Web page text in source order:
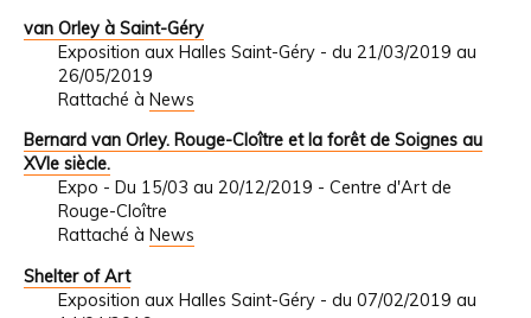
van Orley à Saint-Géry
Exposition aux Halles Saint-Géry - du 21/03/2019 au
26/05/2019
Rattaché à News
Bernard van Orley. Rouge-Cloître et la forêt de Soignes au
XVIe siècle.
Expo - Du 15/03 au 20/12/2019 - Centre d'Art de
Rouge-Cloître
Rattaché à News
Shelter of Art
Exposition aux Halles Saint-Géry - du 07/02/2019 au